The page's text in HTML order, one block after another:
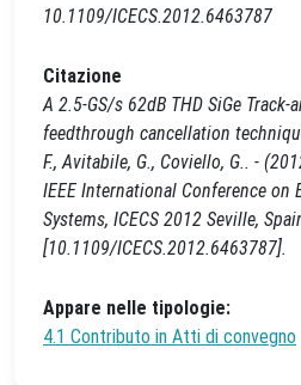
10.1109/ICECS.2012.6463787
Citazione
A 2.5-GS/s 62dB THD SiGe
feedthrough cancellation
F., Avitabile, G., Coviello, G.. -
IEEE International Conference on
Systems, ICECS 2012 Seville,
[10.1109/ICECS.2012.6463787].
Appare nelle tipologie:
4.1 Contributo in Atti di convegno